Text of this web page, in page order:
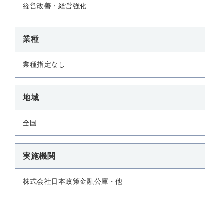
経営改善・経営強化
業種
業種指定なし
地域
全国
実施機関
株式会社日本政策金融公庫・他